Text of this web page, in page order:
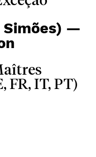
Simões) —
FR, IT, PT)